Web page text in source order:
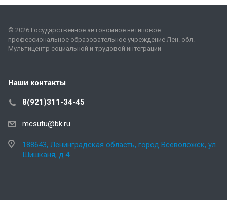
© 2026 Государственное автономное нетиповое
профессиональное образовательное учреждение Лен. обл.
Мультицентр социальной и трудовой интеграции
Наши контакты
8(921)311-34-45
mcsutu@bk.ru
188643, Ленинградская область, город Всеволожск, ул.
Шишканя, д.4